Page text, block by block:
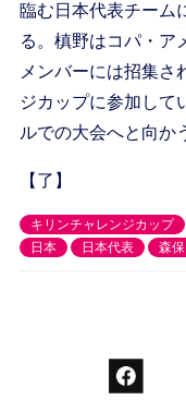
臨む日本代表チーム
る。槙野はコパ・ア
メンバーには招集さ
ジカップに参加して
ルでの大会へと向か
【了】
キリンチャレンジカップ
日本
日本代表 森